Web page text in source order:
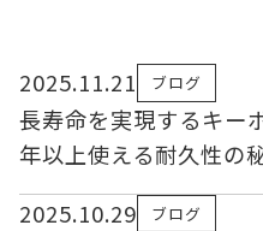
2025.11.21 ブログ
長寿命を実現するキー
年以上使える耐久性の
2025.10.29
ブログ